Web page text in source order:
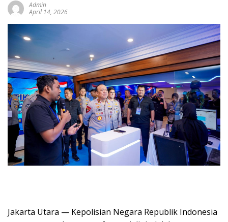
Admin
April 14, 2026
Jakarta Utara — Kepolisian Negara Republik Indonesia